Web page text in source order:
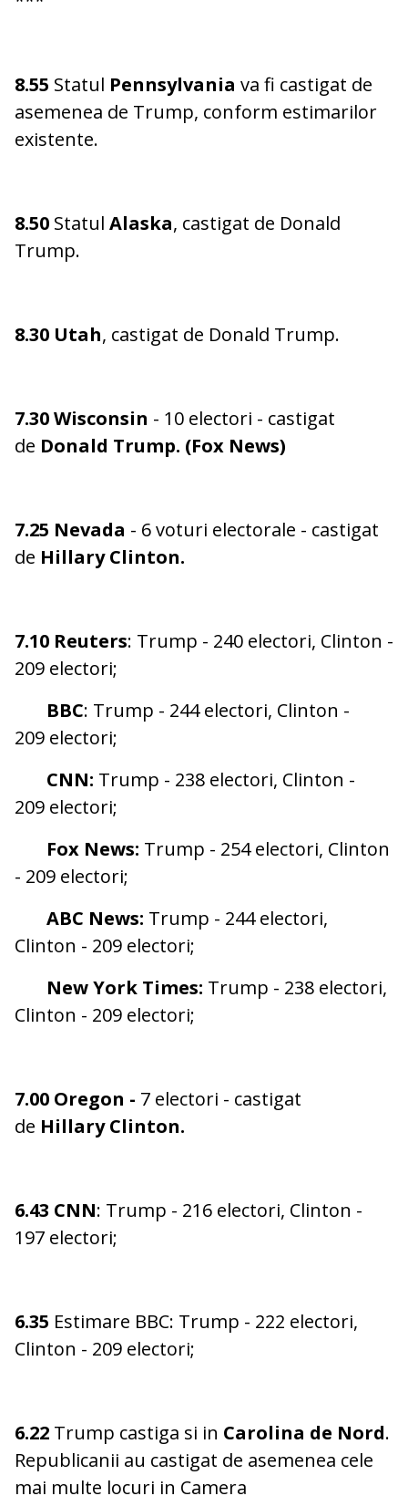
8.55 Statul Pennsylvania va fi castigat de
asemenea de Trump, conform estimarilor
existente.
8.50 Statul Alaska, castigat de Donald
Trump.
8.30 Utah, castigat de Donald Trump.
7.30 Wisconsin - 10 electori - castigat
de Donald Trump. (Fox News)
7.25 Nevada - 6 voturi electorale - castigat
de Hillary Clinton.
7.10 Reuters: Trump - 240 electori, Clinton -
209 electori;
BBC: Trump - 244 electori, Clinton -
209 electori;
CNN: Trump - 238 electori, Clinton -
209 electori;
Fox News: Trump - 254 electori, Clinton
- 209 electori;
ABC News: Trump - 244 electori,
Clinton - 209 electori;
New York Times: Trump - 238 electori,
Clinton - 209 electori;
7.00 Oregon - 7 electori - castigat
de Hillary Clinton.
6.43 CNN: Trump - 216 electori, Clinton -
197 electori;
6.35 Estimare BBC: Trump - 222 electori,
Clinton - 209 electori;
6.22 Trump castiga si in Carolina de Nord.
Republicanii au castigat de asemenea cele
mai multe locuri in Camera